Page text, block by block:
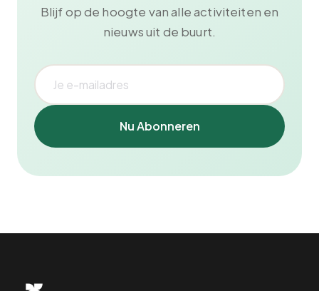
Blijf op de hoogte van alle activiteiten en
nieuws uit de buurt.
Nu Abonneren